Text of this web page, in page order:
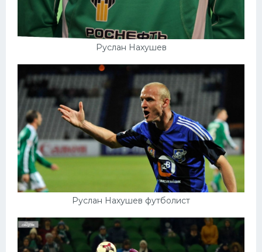
Руслан Нахушев
Руслан Нахушев футболист